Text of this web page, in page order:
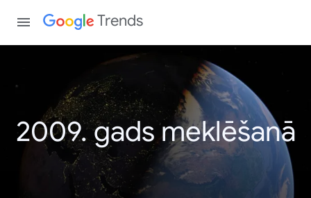
Trends
2009. gads meklēšanā